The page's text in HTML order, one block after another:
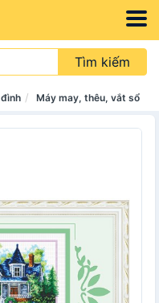
Tìm kiếm
Máy may, thêu, vắt sổ